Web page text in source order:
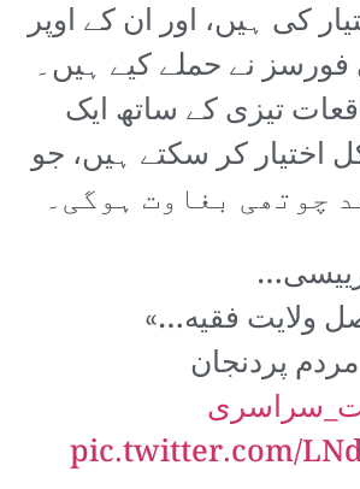
کی ہیں، اور ان کے اوپر
نے حملے کیے ہیں۔
تیزی کے ساتھ ایک
اختیار کر سکتے ہیں، جو
ولایت فقیه…»
پردنجان
pic.twitter.com/